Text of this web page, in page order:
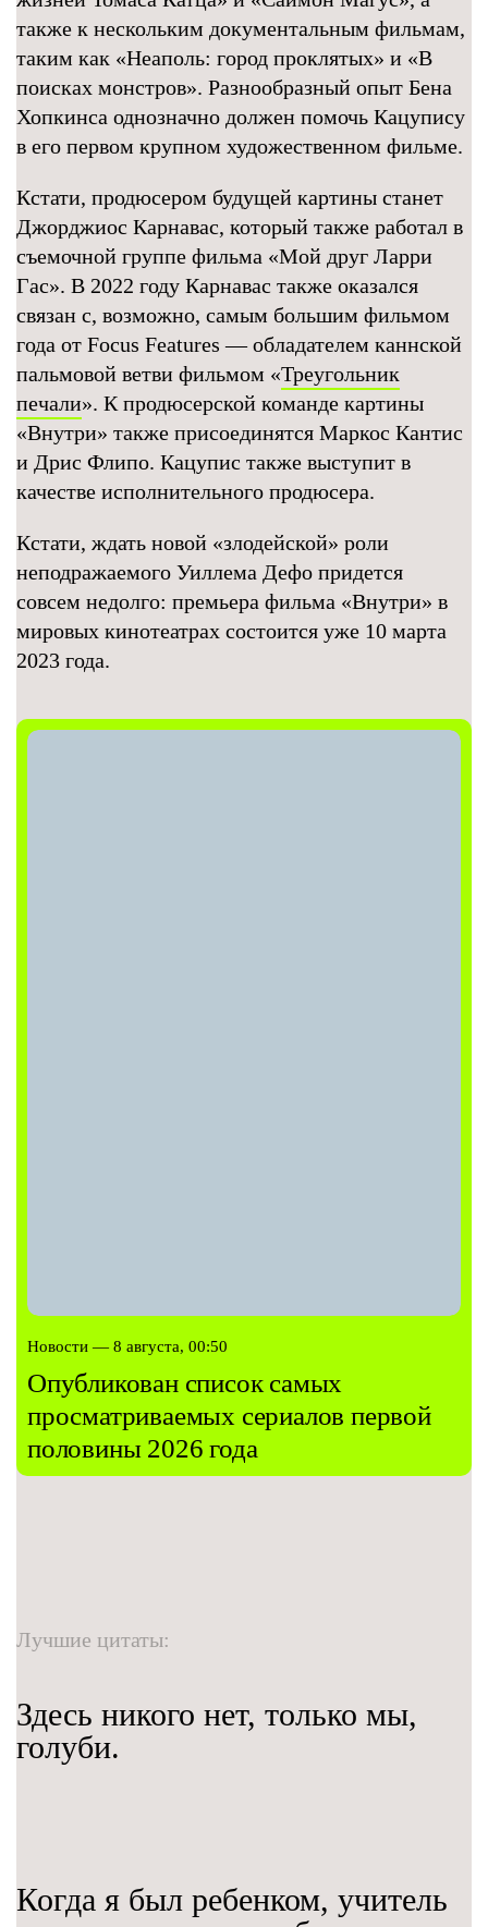
также к нескольким документальным фильмам,
таким как «Неаполь: город проклятых» и «В
поисках монстров». Разнообразный опыт Бена
Хопкинса однозначно должен помочь Кацупису
в его первом крупном художественном фильме.
Кстати, продюсером будущей картины станет
Джорджиос Карнавас, который также работал в
съемочной группе фильма «Мой друг Ларри
Гас». В 2022 году Карнавас также оказался
связан с, возможно, самым большим фильмом
года от Focus Features — обладателем каннской
пальмовой ветви фильмом «Треугольник
печали». К продюсерской команде картины
«Внутри» также присоединятся Маркос Кантис
и Дрис Флипо. Кацупис также выступит в
качестве исполнительного продюсера.
Кстати, ждать новой «злодейской» роли
неподражаемого Уиллема Дефо придется
совсем недолго: премьера фильма «Внутри» в
мировых кинотеатрах состоится уже 10 марта
2023 года.
Новости — 8 августа, 00:50
Опубликован список самых
просматриваемых сериалов первой
половины 2026 года
Лучшие цитаты:
Здесь никого нет, только мы,
голуби.
Когда я был ребенком, учитель